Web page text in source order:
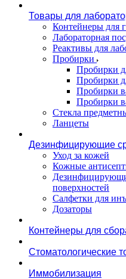
Товары для
Контейнеры для
Лабораторная
Реактивы для
Пробирки
Пробирки
Пробирки
Пробирки
Пробирки
Стекла
Ланцеты
Дезинфицирующие
Уход за кожей
Кожные
поверхностей
Салфетки для
Дозаторы
Контейнеры для
Стоматологические
Иммобилизация